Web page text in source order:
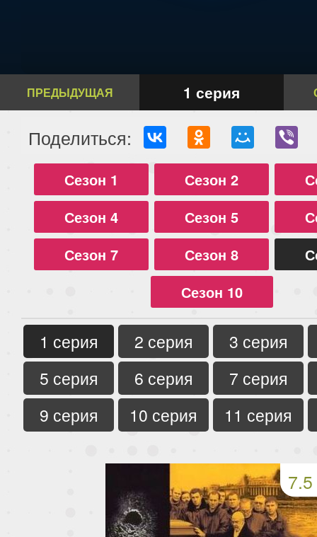
ПРЕДЫДУЩАЯ 1 серия
Поделиться:
Сезон 1 Сезон 2
Сезон 4
Сезон 5
Сезон 7
Сезон 8
Сезон 10
1 серия 2 серия
3 серия
5 серия
6 серия
7 серия
9 серия
10 серия 11 серия
7.5